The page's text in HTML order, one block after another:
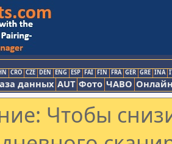
CRO CZE DEN ENG ESP FAI FIN FRA GER GRE INA
данных AUT Фото ЧАВО
Чтобы